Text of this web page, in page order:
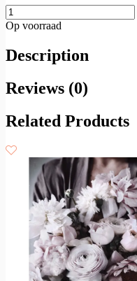
Op voorraad
Description
Reviews (0)
Related Products